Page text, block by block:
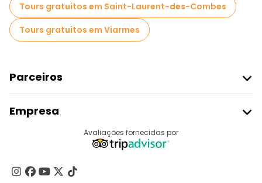
Tours gratuitos em Saint-Laurent-des-Combes
Tours gratuitos em Viarmes
Parceiros
Registo Do Fornecedor
Programa De Afiliados
Empresa
Contacte-Nos
Avaliações fornecidas por